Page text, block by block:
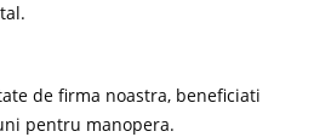
de firma noastra, beneficiati
pentru manopera.